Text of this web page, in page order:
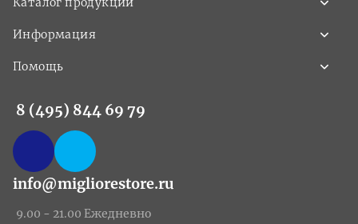
Информация
Помощь
8 (495) 844 69 79
info@migliorestore.ru
9.00 - 21.00 Ежедневно